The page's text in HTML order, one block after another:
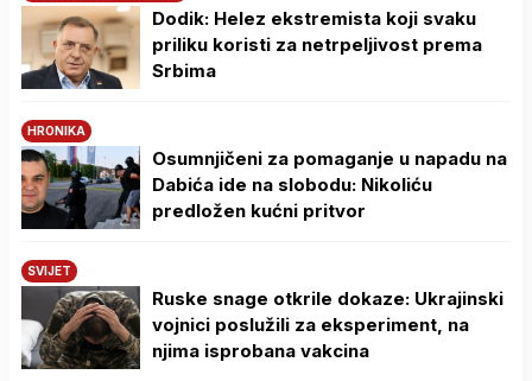
Dodik: Helez ekstremista koji svaku
priliku koristi za netrpeljivost prema
Srbima
HRONIKA
Osumnjičeni za pomaganje u napadu na
Dabića ide na slobodu: Nikoliću
predložen kućni pritvor
SVIJET
Ruske snage otkrile dokaze: Ukrajinski
vojnici poslužili za eksperiment, na
njima isprobana vakcina